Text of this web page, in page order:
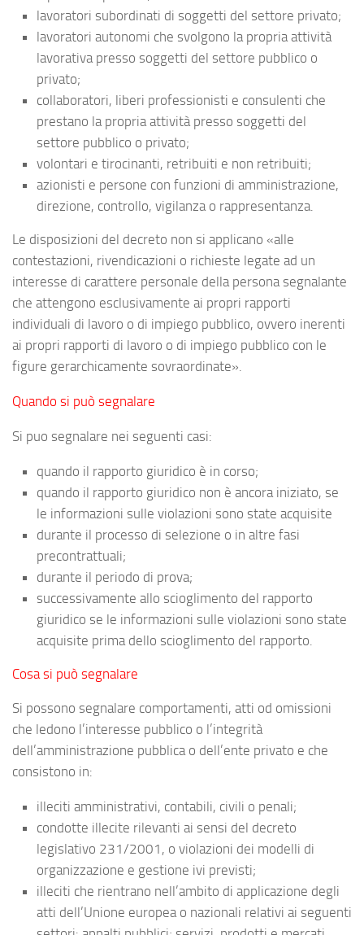
lavoratori subordinati di soggetti del settore privato;
lavoratori autonomi che svolgono la propria attività
lavorativa presso soggetti del settore pubblico o
privato;
collaboratori, liberi professionisti e consulenti che
prestano la propria attività presso soggetti del
settore pubblico o privato;
volontari e tirocinanti, retribuiti e non retribuiti;
azionisti e persone con funzioni di amministrazione,
direzione, controllo, vigilanza o rappresentanza.
Le disposizioni del decreto non si applicano «alle
contestazioni, rivendicazioni o richieste legate ad un
interesse di carattere personale della persona segnalante
che attengono esclusivamente ai propri rapporti
individuali di lavoro o di impiego pubblico, ovvero inerenti
ai propri rapporti di lavoro o di impiego pubblico con le
figure gerarchicamente sovraordinate».
Quando si può segnalare
Si puo segnalare nei seguenti casi:
quando il rapporto giuridico è in corso;
quando il rapporto giuridico non è ancora iniziato, se
le informazioni sulle violazioni sono state acquisite
durante il processo di selezione o in altre fasi
precontrattuali;
durante il periodo di prova;
successivamente allo scioglimento del rapporto
giuridico se le informazioni sulle violazioni sono state
acquisite prima dello scioglimento del rapporto.
Cosa si può segnalare
Si possono segnalare comportamenti, atti od omissioni
che ledono l’interesse pubblico o l’integrità
dell’amministrazione pubblica o dell’ente privato e che
consistono in:
illeciti amministrativi, contabili, civili o penali;
condotte illecite rilevanti ai sensi del decreto
legislativo 231/2001, o violazioni dei modelli di
organizzazione e gestione ivi previsti;
illeciti che rientrano nell’ambito di applicazione degli
atti dell’Unione europea o nazionali relativi ai seguenti